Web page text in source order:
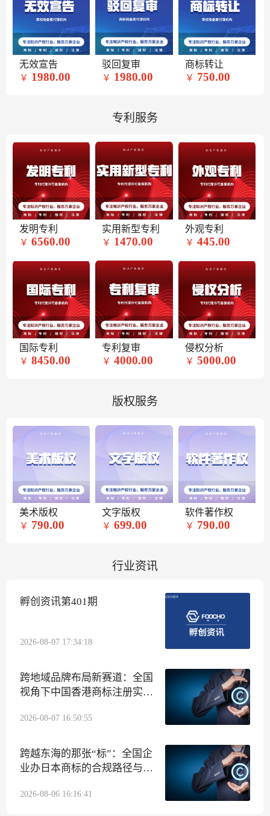
无效宣告
￥ 1980.00
驳回复审
￥ 1980.00
商标转让
￥ 750.00
专利服务
发明专利
￥ 6560.00
实用新型专利
￥ 1470.00
外观专利
￥ 445.00
国际专利
￥ 8450.00
专利复审
￥ 4000.00
侵权分析
￥ 5000.00
版权服务
美术版权
￥ 790.00
文字版权
￥ 699.00
软件著作权
￥ 790.00
行业资讯
孵创资讯第401期
2026-08-07 17:34:18
跨地域品牌布局新赛道：全国
视角下中国香港商标注册实操
2026-08-07 16:50:55
跨越东海的那张“标”：全国企
业办日本商标的合规路径与孵
2026-08-06 16:16:41